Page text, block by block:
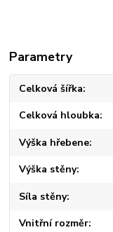
Parametry
Celková šířka
Celková hloubka
Výška hřebene
Výška stěny
Síla stěny
Vnitřní rozměr